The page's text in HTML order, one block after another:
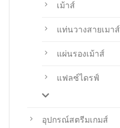
เม้าส์
แท่นวางสายเมาส์
แผ่นรองเม้าส์
แฟลซ์ไดรฟ์
อุปกรณ์สตรีมเกมส์